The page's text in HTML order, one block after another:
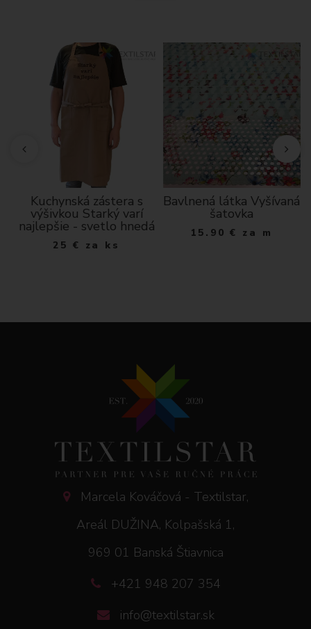
Kuchynská zástera s
výšivkou Starký varí
najlepšie - svetlo hnedá
25 € za ks
Bavlnená látka Vyšívaná
šatovka
15.90 € za m
Marcela Kováčová - Textilstar,
Areál DUŽINA, Kolpašská 1,
969 01 Banská Štiavnica
+421 948 207 354
info@textilstar.sk